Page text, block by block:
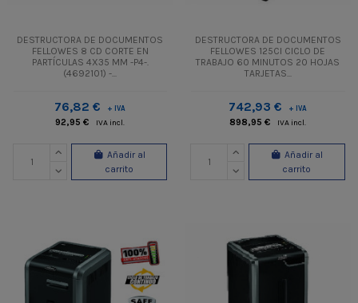
DESTRUCTORA DE DOCUMENTOS
FELLOWES 8 CD CORTE EN
PARTÍCULAS 4X35 MM -P4-.
(4692101) -...
76,82 € + IVA
92,95 € IVA incl.
Añadir al
carrito
DESTRUCTORA DE DOCUMENTOS
FELLOWES 125CI CICLO DE
TRABAJO 60 MINUTOS 20 HOJAS
TARJETAS...
742,93 € + IVA
898,95 € IVA incl.
Añadir al
carrito